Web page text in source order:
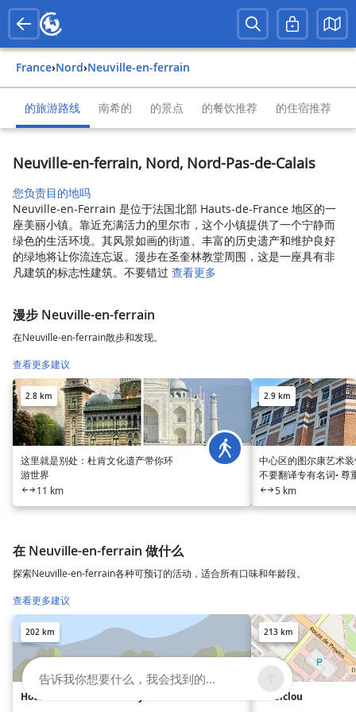
France› Nord› Neuville-en-ferrain
的旅游路线 南希的 的景点 的餐饮推荐 的住宿推荐
Neuville-en-ferrain, Nord, Nord-Pas-de-Calais
您负责目的地吗
Neuville-en-Ferrain 是位于法国北部 Hauts-de-France 地区的一
座美丽小镇。靠近充满活力的里尔市，这个小镇提供了一个宁静而
绿色的生活环境。其风景如画的街道、丰富的历史遗产和维护良好
的绿地将让你流连忘返。漫步在圣奎林教堂周围，这是一座具有非
凡建筑的标志性建筑。不要错过 查看更多
漫步 Neuville-en-ferrain
在Neuville-en-ferrain散步和发现。
查看更多建议
2.8 km
这里就是别处：杜肯文化遗产带你环
游世界
11 km
2.9 km
中心区的图尔康艺术装饰风 请
不要翻译专有名词- 尊
5 km
在 Neuville-en-ferrain 做什么
探索Neuville-en-ferrain各种可预订的活动，适合所有口味和年龄段。
查看更多建议
202 km
Hôtel Le Manoir de Gressy
213 km
Bo Biclou
告诉我你想要什么，我会找到的...